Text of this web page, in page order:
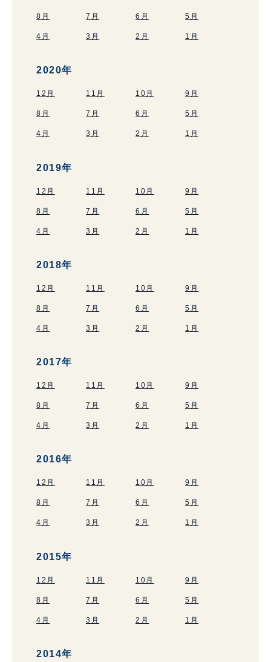
8月 7月 6月 5月
4月 3月 2月 1月
2020年
12月 11月 10月 9月
8月 7月 6月 5月
4月 3月 2月 1月
2019年
12月 11月 10月 9月
8月 7月 6月 5月
4月 3月 2月 1月
2018年
12月 11月 10月 9月
8月 7月 6月 5月
4月 3月 2月 1月
2017年
12月 11月 10月 9月
8月 7月 6月 5月
4月 3月 2月 1月
2016年
12月 11月 10月 9月
8月 7月 6月 5月
4月 3月 2月 1月
2015年
12月 11月 10月 9月
8月 7月 6月 5月
4月 3月 2月 1月
2014年